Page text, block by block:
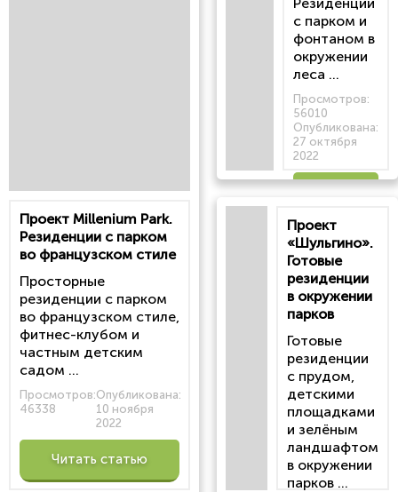
Проект Millenium Park.
Резиденции с парком
во французском стиле
Просторные
резиденции с парком
во французском стиле,
фитнес-клубом и
частным детским
садом ...
Просмотров:
46338
Опубликована:
10 ноября
2022
Читать статью
с парком и
фонтаном в
окружении
леса ...
Просмотров:
56010
Опубликована:
27 октября
2022
статью
Проект
«Шульгино».
Готовые
резиденции
в окружении
парков
Готовые
резиденции
с прудом,
детскими
площадками
и зелёным
ландшафтом
в окружении
парков ...